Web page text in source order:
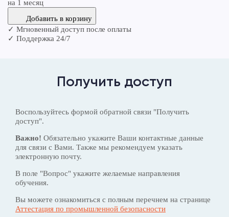
на 1 месяц
Добавить в корзину
✓ Мгновенный доступ после оплаты
✓ Поддержка 24/7
Получить доступ
Воспользуйтесь формой обратной связи "Получить
доступ".
Важно! Обязательно укажите Ваши контактные данные
для связи с Вами. Также мы рекомендуем указать
электронную почту.
В поле "Вопрос" укажите желаемые направления
обучения.
Вы можете ознакомиться с полным перечнем на странице
Аттестация по промышленной безопасности